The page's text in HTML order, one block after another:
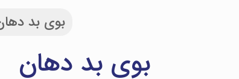
بوی بد
بوی بد دهان